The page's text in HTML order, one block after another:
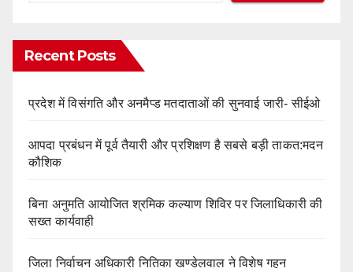
Recent Posts
प्रदेश में विसंगति और अनमैप्ड मतदाताओं की सुनवाई जारी- सीईओ
आपदा प्रबंधन में पूर्व तैयारी और प्रशिक्षण है सबसे बड़ी ताकत:मदन
कौशिक
बिना अनुमति आयोजित श्रमिक कल्याण शिविर पर जिलाधिकारी की
सख्त कार्यवाही
‎जिला निर्वाचन अधिकारी नितिका खण्डेलवाल ने विशेष गहन